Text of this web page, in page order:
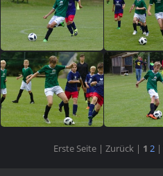
Erste Seite | Zurück | 1 2 |